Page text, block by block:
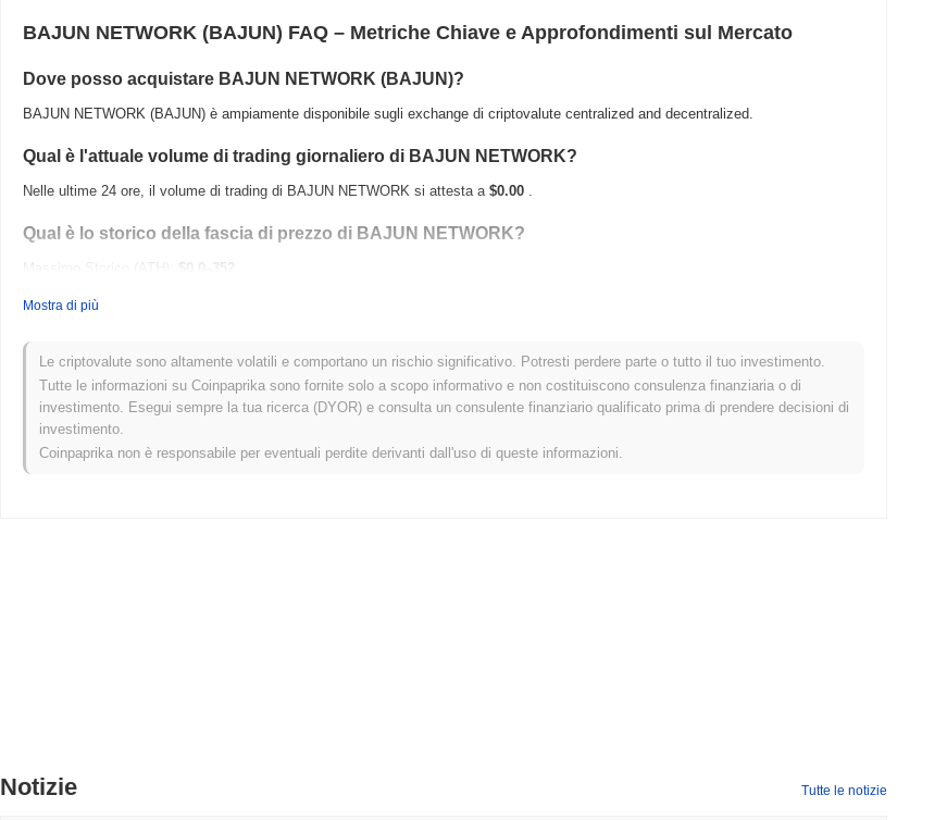
BAJUN NETWORK (BAJUN) FAQ – Metriche Chiave e Approfondimenti sul Mercato
Dove posso acquistare BAJUN NETWORK (BAJUN)?
BAJUN NETWORK (BAJUN) è ampiamente disponibile sugli exchange di criptovalute centralized and decentralized.
Qual è l'attuale volume di trading giornaliero di BAJUN NETWORK?
Nelle ultime 24 ore, il volume di trading di BAJUN NETWORK si attesta a $0.00 .
Qual è lo storico della fascia di prezzo di BAJUN NETWORK?
Massimo Storico (ATH): $0.0
352
Come si sta comportando BAJUN NETWORK rispetto al mercato crypto più ampio?
Negli ultimi 7 giorni, BAJUN NETWORK ha guadagnato 0.00%, superando il mercato crypto complessivo che ha registrato un calo
del 0.12% . Ciò indica una forte performance nell'azione del prezzo di BAJUN rispetto allo slancio del mercato più ampio.
Mostra di più
Le criptovalute sono altamente volatili e comportano un rischio significativo. Potresti perdere parte o tutto il tuo investimento.
Tutte le informazioni su Coinpaprika sono fornite solo a scopo informativo e non costituiscono consulenza finanziaria o di
investimento. Esegui sempre la tua ricerca (DYOR) e consulta un consulente finanziario qualificato prima di prendere decisioni di
investimento.
Coinpaprika non è responsabile per eventuali perdite derivanti dall'uso di queste informazioni.
Notizie Tutte le notizie